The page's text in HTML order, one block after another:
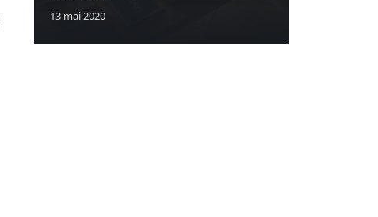
13 mai 2020